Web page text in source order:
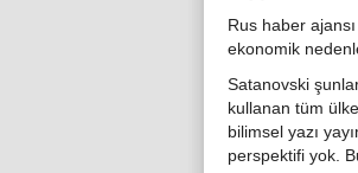
Rus haber
ekonomik
Satanovski
kullanan tüm
bilimsel yazı
perspektifi yok.